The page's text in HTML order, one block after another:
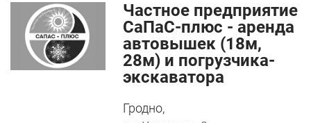
Частное предприятие
СаПаС-плюс - аренда
автовышек (18м,
28м) и погрузчика-
экскаватора
Гродно,